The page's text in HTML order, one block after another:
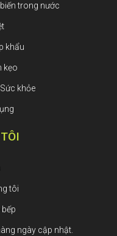
trong nước
khẩu
kẹo
khỏe
tôi
ngày cập nhật.